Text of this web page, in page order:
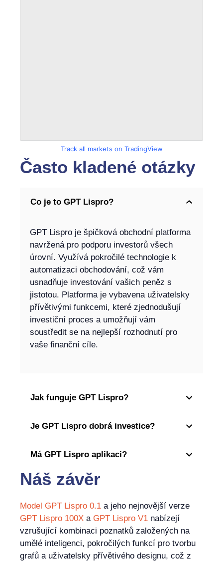
Track all markets on TradingView
Často kladené otázky
Co je to GPT Lispro?
GPT Lispro je špičková obchodní platforma
navržená pro podporu investorů všech
úrovní. Využívá pokročilé technologie k
automatizaci obchodování, což vám
usnadňuje investování vašich peněz s
jistotou. Platforma je vybavena uživatelsky
přívětivými funkcemi, které zjednodušují
investiční proces a umožňují vám
soustředit se na nejlepší rozhodnutí pro
vaše finanční cíle.
Jak funguje GPT Lispro?
Je GPT Lispro dobrá investice?
Má GPT Lispro aplikaci?
Náš závěr
Model GPT Lispro 0.1 a jeho nejnovější verze
GPT Lispro 100X a GPT Lispro V1 nabízejí
vzrušující kombinaci poznatků založených na
umělé inteligenci, pokročilých funkcí pro tvorbu
grafů a uživatelsky přívětivého designu, což z